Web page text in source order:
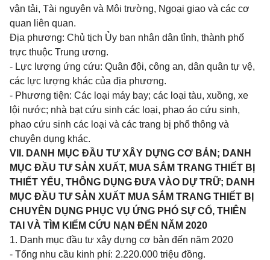
vận tải, Tài nguyên và Môi trường, Ngoại giao và các cơ
quan liên quan.
Địa phương: Chủ tịch Ủy ban nhân dân tỉnh, thành phố
trực thuộc Trung ương.
- Lực lượng ứng cứu: Quân đội, công an, dân quân tự vệ,
các lực lượng khác của địa phương.
- Phương tiện: Các loại máy bay; các loại tàu, xuồng, xe
lội nước; nhà bạt cứu sinh các loại, phao áo cứu sinh,
phao cứu sinh các loại và các trang bị phổ thông và
chuyên dụng khác.
VII. DANH MỤC ĐẦU TƯ XÂY DỰNG CƠ BẢN; DANH
MỤC ĐẦU TƯ SẢN XUẤT, MUA SẮM TRANG THIẾT BỊ
THIẾT YẾU, THÔNG DỤNG ĐƯA VÀO DỰ TRỮ; DANH
MỤC ĐẦU TƯ SẢN XUẤT MUA SẮM TRANG THIẾT BỊ
CHUYÊN DỤNG PHỤC VỤ ỨNG PHÓ SỰ CỐ, THIÊN
TAI VÀ TÌM KIẾM CỨU NẠN ĐẾN NĂM 2020
1. Danh mục đầu tư xây dựng cơ bản đến năm 2020
- Tổng nhu cầu kinh phí: 2.220.000 triệu đồng.